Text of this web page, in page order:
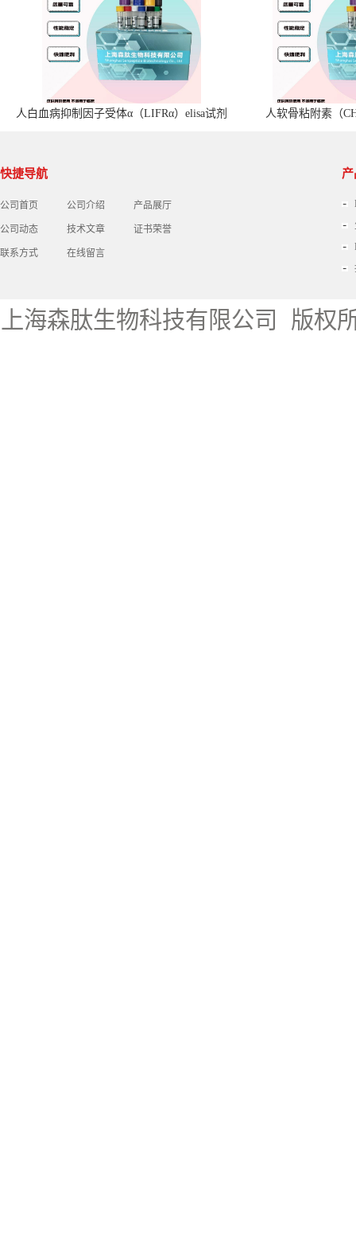
人白血病抑制因子受体α（LIFRα）elisa试剂
人软骨粘附素（
快捷导航
公司首页 公司介绍 产品展厅
公司动态 技术文章 证书荣誉
联系方式 在线留言
上海森肽生物科技有限公司 版权